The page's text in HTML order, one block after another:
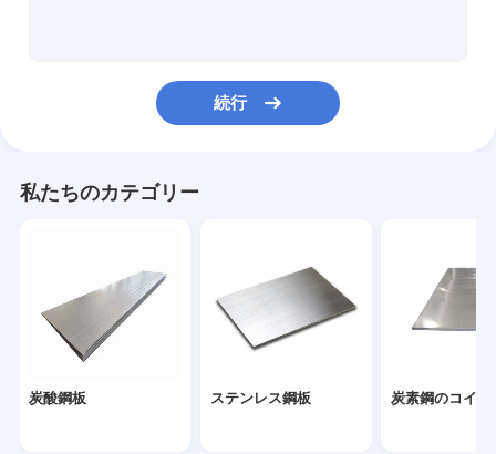
続行
私たちのカテゴリー
炭酸鋼板 ステンレス鋼板 炭素鋼のコイル